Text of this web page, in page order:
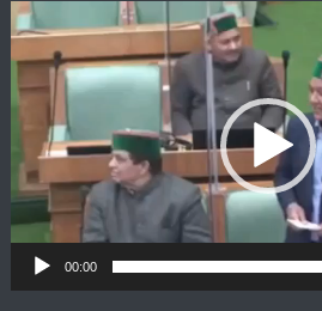
Video
Player
00:00